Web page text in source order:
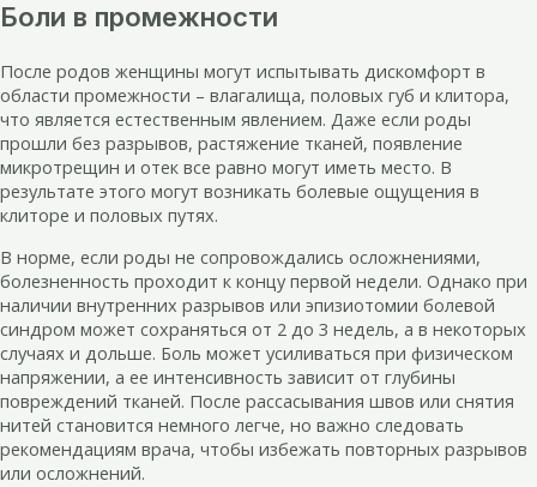
Боли в промежности
После родов женщины могут испытывать дискомфорт в
области промежности – влагалища, половых губ и клитора,
что является естественным явлением. Даже если роды
прошли без разрывов, растяжение тканей, появление
микротрещин и отек все равно могут иметь место. В
результате этого могут возникать болевые ощущения в
клиторе и половых путях.
В норме, если роды не сопровождались осложнениями,
болезненность проходит к концу первой недели. Однако при
наличии внутренних разрывов или эпизиотомии болевой
синдром может сохраняться от 2 до 3 недель, а в некоторых
случаях и дольше. Боль может усиливаться при физическом
напряжении, а ее интенсивность зависит от глубины
повреждений тканей. После рассасывания швов или снятия
нитей становится немного легче, но важно следовать
рекомендациям врача, чтобы избежать повторных разрывов
или осложнений.